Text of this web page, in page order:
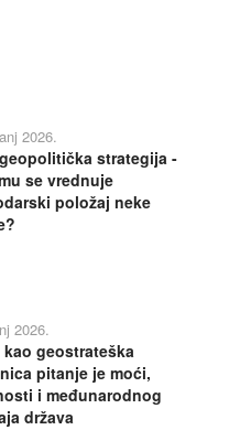
2026.
strategija -
se vrednuje
položaj neke
2026.
kao geostrateška
pitanje je moći,
i međunarodnog
država